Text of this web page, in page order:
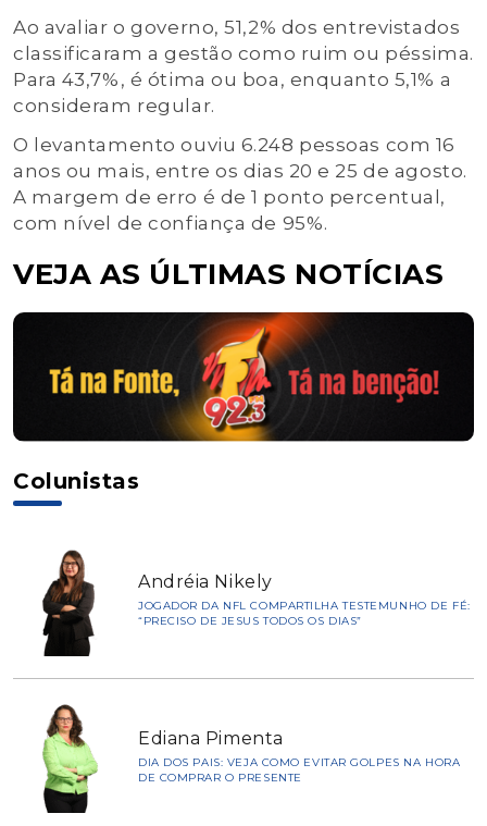
Ao avaliar o governo, 51,2% dos entrevistados
classificaram a gestão como ruim ou péssima.
Para 43,7%, é ótima ou boa, enquanto 5,1% a
consideram regular.
O levantamento ouviu 6.248 pessoas com 16
anos ou mais, entre os dias 20 e 25 de agosto.
A margem de erro é de 1 ponto percentual,
com nível de confiança de 95%.
VEJA AS ÚLTIMAS NOTÍCIAS
Colunistas
Andréia Nikely
JOGADOR DA NFL COMPARTILHA TESTEMUNHO DE FÉ:
“PRECISO DE JESUS TODOS OS DIAS”
Ediana Pimenta
DIA DOS PAIS: VEJA COMO EVITAR GOLPES NA HORA
DE COMPRAR O PRESENTE